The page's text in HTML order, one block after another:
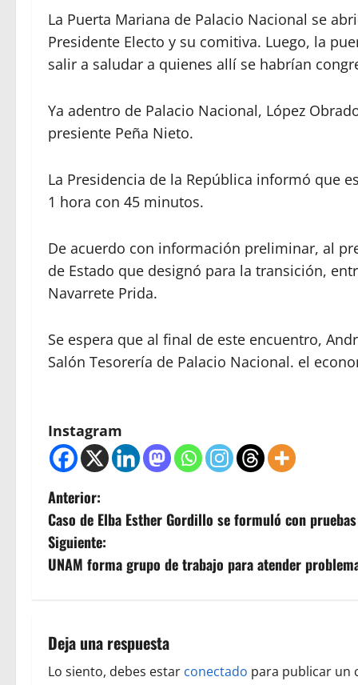
La Puerta Mariana de Palacio Nacional se
Presidente Electo y su comitiva. Luego, la
salir a saludar a quienes allí se habrían
Ya adentro de Palacio Nacional, López
presiente Peña Nieto.
La Presidencia de la República informó que
1 hora con 45 minutos.
De acuerdo con información preliminar, al
de Estado que designó para la transición,
Navarrete Prida.
Se espera que al final de este encuentro,
Salón Tesorería de Palacio Nacional. el
Instagram
N
a
v
g
a
Anterior:
Caso de Elba Esther Gordillo se formuló con
Siguiente:
UNAM forma grupo de trabajo para atender
Deja una respuesta
Lo siento, debes estar conectado para publicar un